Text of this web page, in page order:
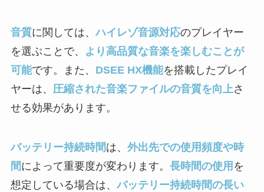
音質に関しては、ハイレゾ音源対応のプレイヤー
を選ぶことで、
より高品質な音楽を楽しむことが
可能です。また、 DSEE HX機能を搭載したプレイ
ヤーは、 圧縮された音楽ファイルの音質を向上さ
せる効果があります。
バッテリー持続時間は、 外出先での使用頻度や時
間によって重要度が変わります。 長時間の使用 を
想定している場合は、バッテリー持続時間の長い